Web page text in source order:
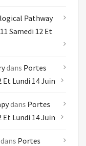
Pathway
Samedi 12 Et
dans Portes
Et Lundi 14 Juin
dans Portes
Et Lundi 14 Juin
dans Portes